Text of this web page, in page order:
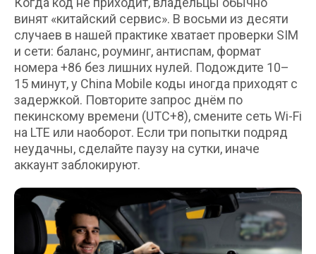
винят «китайский сервис». В восьми из десяти
случаев в нашей практике хватает проверки SIM
и сети: баланс, роуминг, антиспам, формат
номера +86 без лишних нулей. Подождите 10–
15 минут, у China Mobile коды иногда приходят с
задержкой. Повторите запрос днём по
пекинскому времени (UTC+8), смените сеть Wi-Fi
на LTE или наоборот. Если три попытки подряд
неудачны, сделайте паузу на сутки, иначе
аккаунт заблокируют.
Краснодар, Ростовское шоссе 12/3
Уфа, 50 лет СССР ул., 39к11
VOYAH
Avatr
Русификация
LiXiang
Партнёрам/
Сотрудничество
График работы
Сервис
Lynk & Co
Блог
О нас
Техцентр
Пн-Вс: 10-00 – 20-00